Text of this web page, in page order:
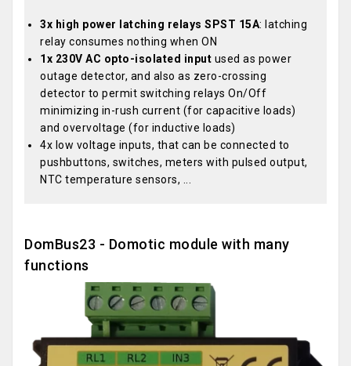
3x high power latching relays SPST 15A: latching
relay consumes nothing when ON
1x 230V AC opto-isolated input used as power
outage detector, and also as zero-crossing
detector to permit switching relays On/Off
minimizing in-rush current (for capacitive loads)
and overvoltage (for inductive loads)
4x low voltage inputs, that can be connected to
pushbuttons, switches, meters with pulsed output,
NTC temperature sensors, ...
DomBus23 - Domotic module with many
functions